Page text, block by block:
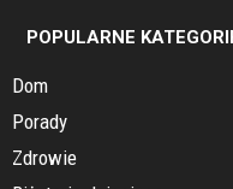
POPULARNE
Dom
Porady
Zdrowie